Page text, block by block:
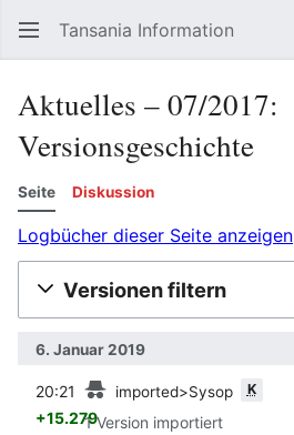
Tansania Information
Aktuelles – 07/2017:
Versionsgeschichte
Seite Diskussion
Logbücher dieser Seite anzeigen
Versionen filtern
6. Januar 2019
20:21 imported>Sysop K
+15.2791 Version importiert